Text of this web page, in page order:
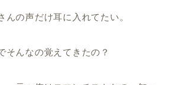
んの声だけ耳に入れてたい。
んなの覚えてきたの？